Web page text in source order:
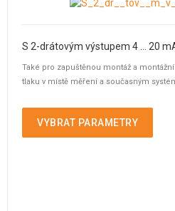
S 2-drátovým výstupem 4 ... 20
Také pro zapuštěnou montáž a
tlaku v místě měření a současným
VYBRAT PARAMETRY